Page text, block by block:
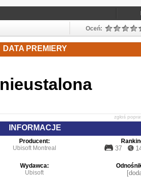
Oceń:
DATA PREMIERY
nieustalona
zgłoś
INFORMACJE
Producent:
Ubisoft Montreal
37
Wydawca:
Ubisoft